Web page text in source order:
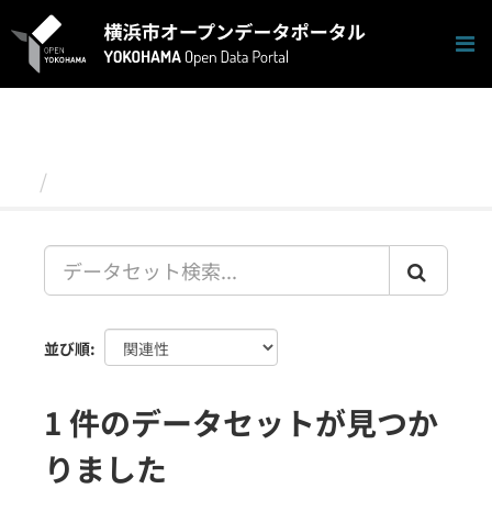
キ
並び順
1 件のデータセットが見つか
りました